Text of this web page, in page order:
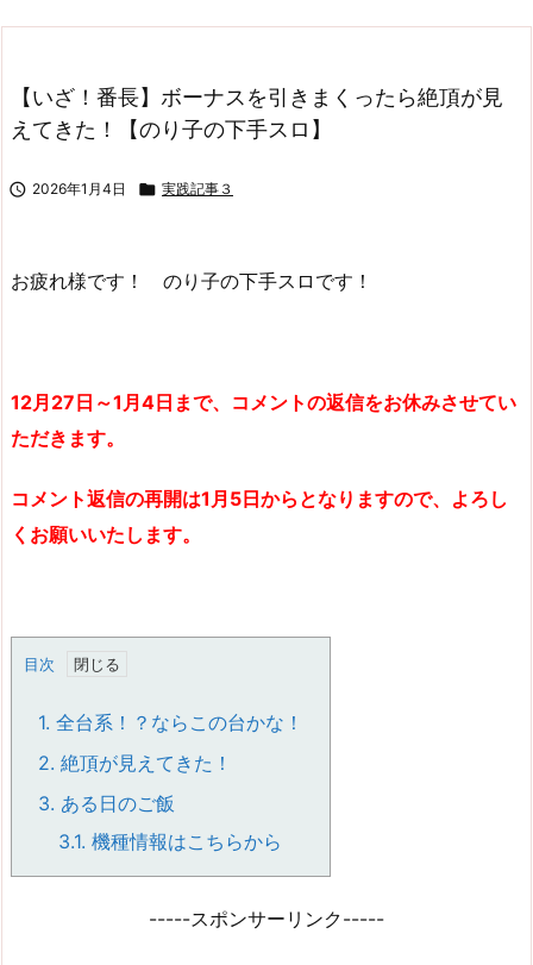
【いざ！番長】ボーナスを引きまくったら絶頂が見
えてきた！【のり子の下手スロ】
 2026年1月4日  実践記事３
お疲れ様です！ のり子の下手スロです！
12月27日～1月4日まで、コメントの返信をお休みさせてい
ただきます。
コメント返信の再開は1月5日からとなりますので、よろし
くお願いいたします。
目次
1. 全台系！？ならこの台かな！
2. 絶頂が見えてきた！
3. ある日のご飯
3.1. 機種情報はこちらから
-----スポンサーリンク-----